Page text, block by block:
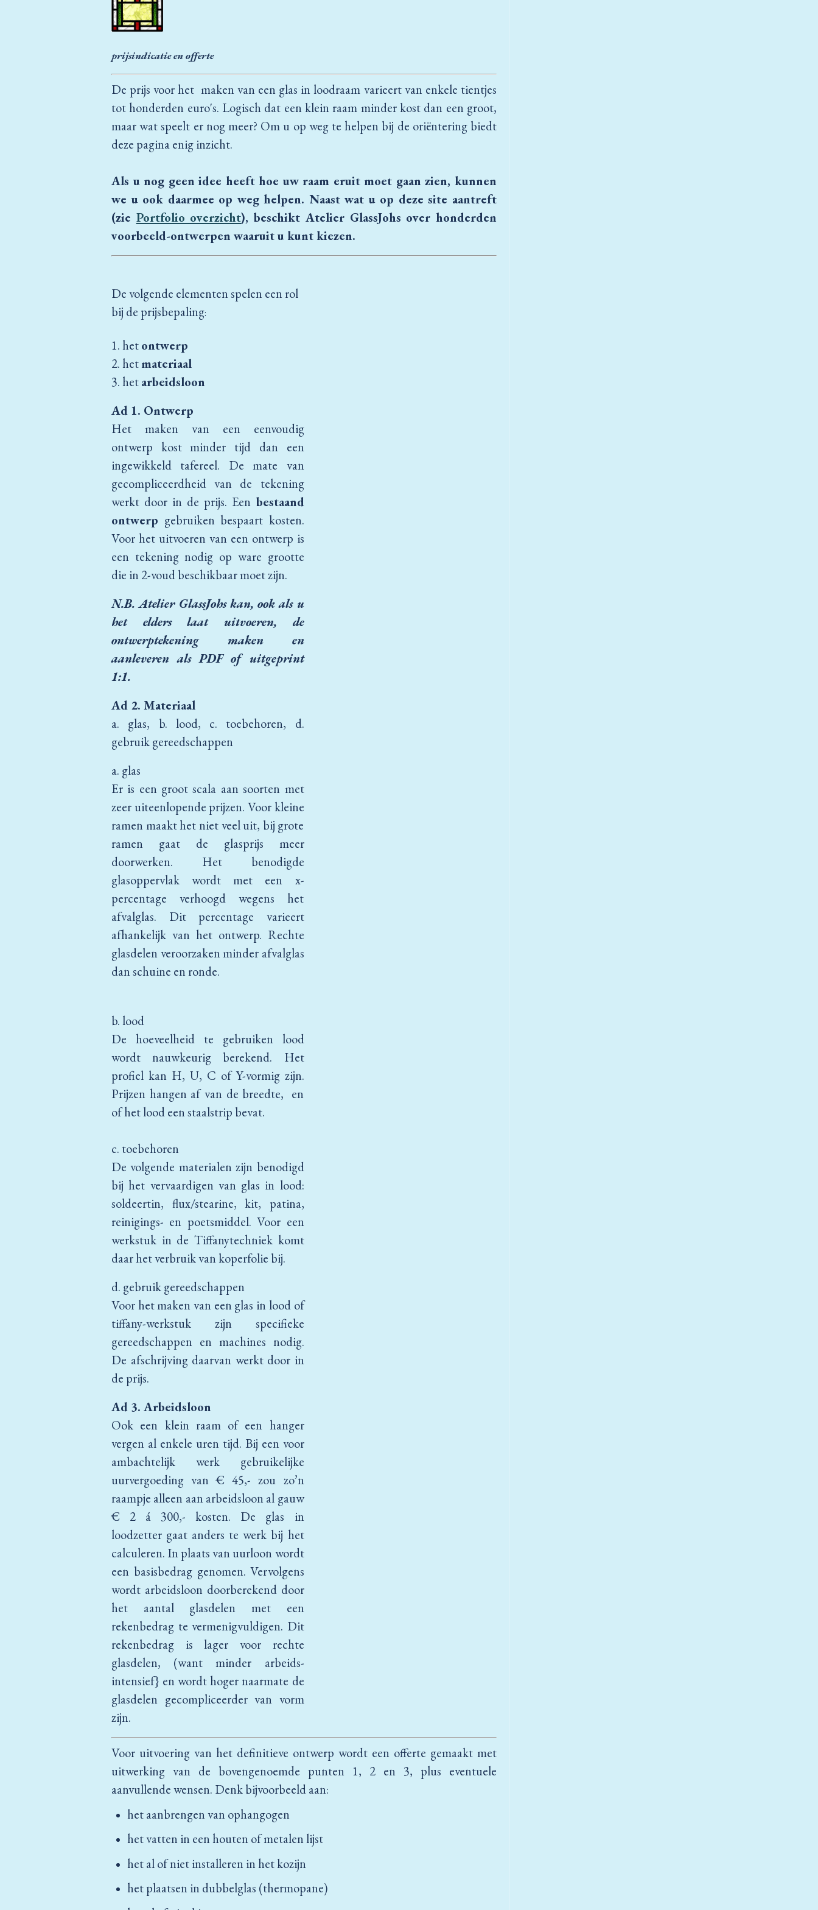
prijsindicatie en offerte
De prijs voor het maken van een glas in loodraam varieert van enkele tientjes
tot honderden euro's. Logisch dat een klein raam minder kost dan een groot,
maar wat speelt er nog meer? Om u op weg te helpen bij de oriëntering biedt
deze pagina enig inzicht.
Als u nog geen idee heeft hoe uw raam eruit moet gaan zien, kunnen
we u ook daarmee op weg helpen. Naast wat u op deze site aantreft
(zie Portfolio overzicht), beschikt Atelier GlassJohs over honderden
voorbeeld-ontwerpen waaruit u kunt kiezen.
De volgende elementen spelen een rol
bij de prijsbepaling:
1. hetontwerp
2. hetmateriaal
3. hetarbeidsloon
Ad 1. Ontwerp
Het maken van een eenvoudig
ontwerp kost minder tijd dan een
ingewikkeld tafereel. De mate van
gecompliceerdheid van de tekening
werkt door in de prijs. Een bestaand
ontwerp gebruiken bespaart kosten.
Voor het uitvoeren van een ontwerp is
een tekening nodig op ware grootte
die in 2-voud beschikbaar moet zijn.
N.B. Atelier GlassJohs kan, ook als u
het elders laat uitvoeren, de
ontwerptekening maken en
aanleveren als PDF of uitgeprint
1:1.
Ad 2. Materiaal
a. glas, b. lood, c. toebehoren, d.
gebruik gereedschappen
a. glas
Er is een groot scala aan soorten met
zeer uiteenlopende prijzen. Voor kleine
ramen maakt het niet veel uit, bij grote
ramen gaat de glasprijs meer
doorwerken. Het benodigde
glasoppervlak wordt met een x-
percentage verhoogd wegens het
afvalglas. Dit percentage varieert
afhankelijk van het ontwerp. Rechte
glasdelen veroorzaken minder afvalglas
dan schuine en ronde.
b. lood
De hoeveelheid te gebruiken lood
wordt nauwkeurig berekend. Het
profiel kan H, U, C of Y-vormig zijn.
Prijzen hangen af van de breedte, en
of het lood een staalstrip bevat.
c. toebehoren
De volgende materialen zijn benodigd
bij het vervaardigen van glas in lood:
soldeertin, flux/stearine, kit, patina,
reinigings- en poetsmiddel. Voor een
werkstuk in de Tiffanytechniek komt
daar het verbruik van koperfolie bij.
d. gebruik gereedschappen
Voor het maken van een glas in lood of
tiffany-werkstuk zijn specifieke
gereedschappen en machines nodig.
De afschrijving daarvan werkt door in
de prijs.
Ad 3. Arbeidsloon
Ook een klein raam of een hanger
vergen al enkele uren tijd. Bij een voor
ambachtelijk werk gebruikelijke
uurvergoeding van € 45,- zou zo’n
raampje alleen aan arbeidsloon al gauw
€ 2 á 300,- kosten. De glas in
loodzetter gaat anders te werk bij het
calculeren. In plaats van uurloon wordt
een basisbedrag genomen. Vervolgens
wordt arbeidsloon doorberekend door
het aantal glasdelen met een
rekenbedrag te vermenigvuldigen. Dit
rekenbedrag is lager voor rechte
glasdelen, (want minder arbeids-
intensief} en wordt hoger naarmate de
glasdelen gecompliceerder van vorm
zijn.
Voor uitvoering van het definitieve ontwerp wordt een offerte gemaakt met
uitwerking van de bovengenoemde punten 1, 2 en 3, plus eventuele
aanvullende wensen. Denk bijvoorbeeld aan:
het aanbrengen van ophangogen
het vatten in een houten of metalen lijst
het al of niet installeren in het kozijn
het plaatsen in dubbelglas (thermopane)